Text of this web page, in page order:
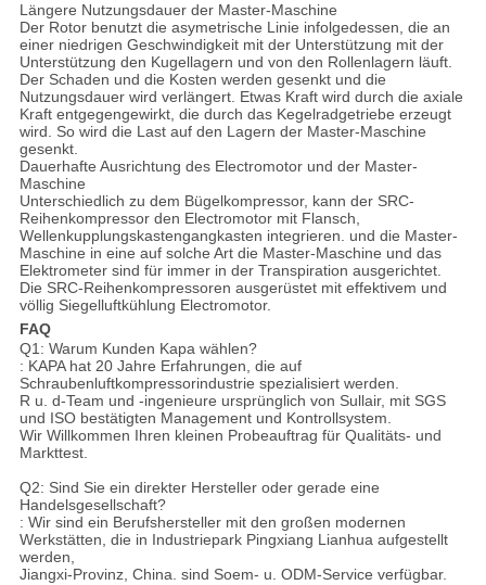
Längere Nutzungsdauer der Master-Maschine
Der Rotor benutzt die asymetrische Linie infolgedessen, die an
einer niedrigen Geschwindigkeit mit der Unterstützung mit der
Unterstützung den Kugellagern und von den Rollenlagern läuft.
Der Schaden und die Kosten werden gesenkt und die
Nutzungsdauer wird verlängert. Etwas Kraft wird durch die axiale
Kraft entgegengewirkt, die durch das Kegelradgetriebe erzeugt
wird. So wird die Last auf den Lagern der Master-Maschine
gesenkt.
Dauerhafte Ausrichtung des Electromotor und der Master-
Maschine
Unterschiedlich zu dem Bügelkompressor, kann der SRC-
Reihenkompressor den Electromotor mit Flansch,
Wellenkupplungskastengangkasten integrieren. und die Master-
Maschine in eine auf solche Art die Master-Maschine und das
Elektrometer sind für immer in der Transpiration ausgerichtet.
Die SRC-Reihenkompressoren ausgerüstet mit effektivem und
völlig Siegelluftkühlung Electromotor.
FAQ
Q1: Warum Kunden Kapa wählen?
: KAPA hat 20 Jahre Erfahrungen, die auf
Schraubenluftkompressorindustrie spezialisiert werden.
R u. d-Team und -ingenieure ursprünglich von Sullair, mit SGS
und ISO bestätigten Management und Kontrollsystem.
Wir Willkommen Ihren kleinen Probeauftrag für Qualitäts- und
Markttest.
Q2: Sind Sie ein direkter Hersteller oder gerade eine
Handelsgesellschaft?
: Wir sind ein Berufshersteller mit den großen modernen
Werkstätten, die in Industriepark Pingxiang Lianhua aufgestellt
werden,
Jiangxi-Provinz, China. sind Soem- u. ODM-Service verfügbar.